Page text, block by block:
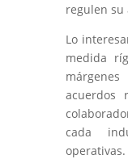
regulen su
Lo
medida
acuerdos
cada